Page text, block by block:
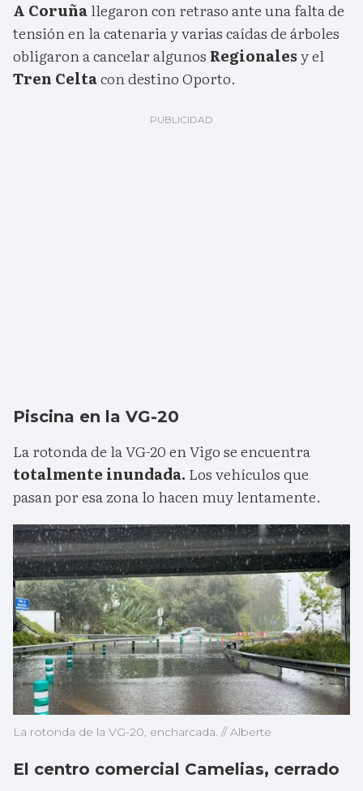
A Coruñallegaron con retraso ante una falta de
tensión en la catenaria y varias caídas de árboles
obligaron a cancelar algunos Regionalesy el
Tren Celtacon destino Oporto.
Piscina en la VG-20
La rotonda de la VG-20 en Vigo se encuentra
totalmente inundada. Los vehículos que
pasan por esa zona lo hacen muy lentamente.
La rotonda de la VG-20, encharcada. // Alberte
El centro comercial Camelias, cerrado